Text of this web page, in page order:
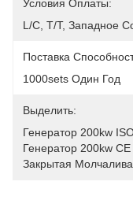
Условия Оплаты:
L/C, T/T, Западное
Поставка
1000sets Один Год
Выделить:
Генератор 200kw
Генератор 200kw
Закрытая